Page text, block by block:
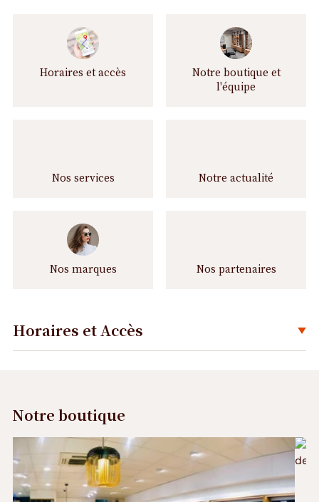
Horaires et accès
Notre boutique et
l'équipe
Nos services Notre actualité
Nos marques Nos partenaires
Horaires et Accès
Déplier
Notre boutique
Précédent
Suivant